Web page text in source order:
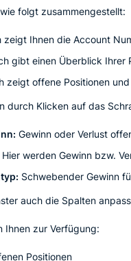
folgt zusammengestellt:
zeigt Ihnen die Account
gibt einen Überblick Ihrer
zeigt offene Positionen
durch Klicken auf das
Gewinn oder Verlust
Hier werden Gewinn bzw.
Schwebender Gewinn
auch die Spalten
Ihnen zur Verfügung:
Positionen